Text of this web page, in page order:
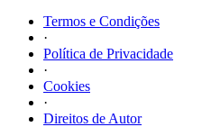
Termos e Condições
·
Política de Privacidade
·
Cookies
·
Direitos de Autor